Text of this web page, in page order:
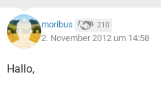
moribus 210
2. November 2012 um 14:58
Hallo,